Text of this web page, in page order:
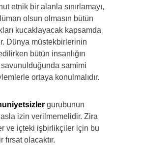
etnik bir alanla sınırlamayı,
olsun olmasın bütün
kucaklayacak kapsamda
Dünya müstekbirlerinin
bütün insanlığın
samimi
ortaya konulmalıdır.
gurubunun
izin verilmemelidir. Zira
ve içteki işbirlikçiler için bu
fırsat olacaktır.